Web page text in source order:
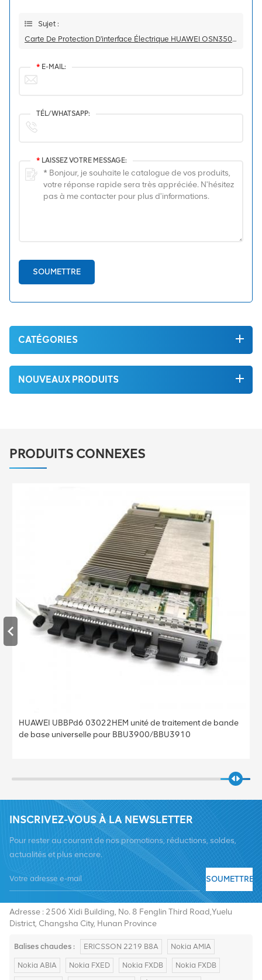
Sujet :
Carte De Protection D'interface Électrique HUAWEI OSN3500 03027527 SSN1TSB8 TSB8
* E-MAIL:
TÉL/WHATSAPP:
* LAISSEZ VOTRE MESSAGE:
SOUMETTRE
CATÉGORIES
NOUVEAUX PRODUITS
PRODUITS CONNEXES
Huawei SmartAX MA5800 X7 OLT
INSCRIVEZ-VOUS À LA NEWSLETTER
Pour rester au courant de nos promotions, réductions, soldes,
actualités et plus encore.
SOUMETTRE
Tél :+8619376997331
Adresse : 2506 Xidi Building, No. 8 Fenglin Third Road,Yuelu
District, Changsha City, Hunan Province
Balises chaudes : ERICSSON 2219 B8A Nokia AMIA
Nokia ABIA Nokia FXED Nokia FXDB Nokia FXDB